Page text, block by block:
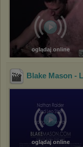
oglądaj online
Blake Mason -
oglądaj online